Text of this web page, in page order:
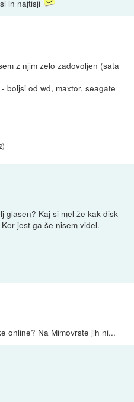
in najtisji
z njim zelo zadovoljen (sata
boljsi od wd, maxtor, seagate
)
glasen? Kaj si mel že kak disk
jest ga še nisem videl.
online? Na Mimovrste jih ni...